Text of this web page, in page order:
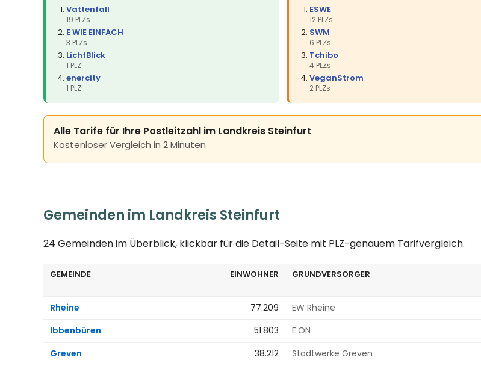
Vattenfall
19 PLZs
E WIE EINFACH
3 PLZs
LichtBlick
1 PLZ
enercity
1 PLZ
ESWE
12 PLZs
SWM
6 PLZs
Tchibo
4 PLZs
VeganStrom
2 PLZs
Alle Tarife für Ihre Postleitzahl im Landkreis Steinfurt
Kostenloser Vergleich in 2 Minuten
Gemeinden im Landkreis Steinfurt
24 Gemeinden im Überblick, klickbar für die Detail-Seite mit PLZ-genauem Tarifvergleich.
GEMEINDE EINWOHNER GRUNDVERSORGER
Rheine 77.209 EW Rheine
Ibbenbüren
51.803 E.ON
Greven
38.212 Stadtwerke Greven